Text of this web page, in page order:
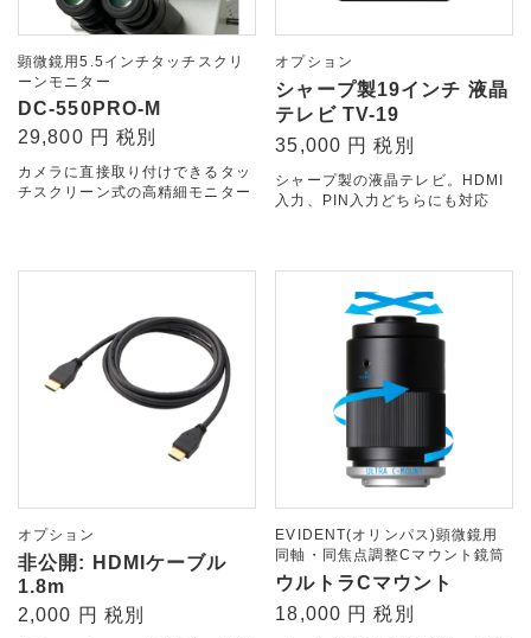
顕微鏡用5.5インチタッチスクリ
ーンモニター
DC-550PRO-M
29,800 円 税別
カメラに直接取り付けできるタッ
チスクリーン式の高精細モニター
オプション
シャープ製19インチ 液晶
テレビ TV-19
35,000 円 税別
シャープ製の液晶テレビ。HDMI
入力、PIN入力どちらにも対応
オプション
非公開: HDMIケーブル
1.8m
2,000 円 税別
EVIDENT(オリンパス)顕微鏡用
同軸・同焦点調整Cマウント鏡筒
ウルトラCマウント
18,000 円 税別